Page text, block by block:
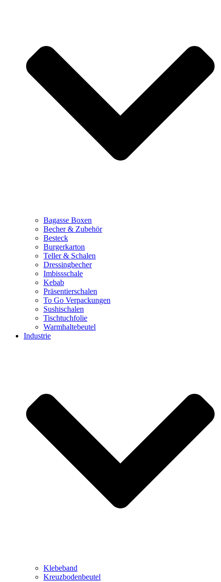
Bagasse Boxen
Becher & Zubehör
Besteck
Burgerkarton
Teller & Schalen
Dressingbecher
Imbissschale
Kebab
Präsentierschalen
To Go Verpackungen
Sushischalen
Tischtuchfolie
Warmhaltebeutel
Industrie
Klebeband
Kreuzbodenbeutel